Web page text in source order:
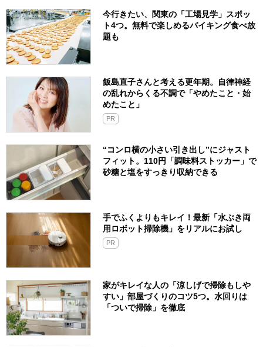
今行きたい、関東の「工場見学」スポッ
ト4つ。無料で楽しめるバイキング食べ放
題も
飯島直子さんと考える更年期。自律神経
の乱れからくる不調で「やめたこと・始
めたこと」
PR
“コンロ横の小さい引き出し”にジャスト
フィット。110円「調味料ストッカー」で
砂糖と塩をすっきり収納できる
手でふくよりもキレイ！最新「水ぶき両
用ロボット掃除機」をリアルにお試し
PR
家がキレイな人の「涼しげで掃除もしや
すい」部屋づくりのコツ5つ。水回りは
「ついで掃除」を徹底